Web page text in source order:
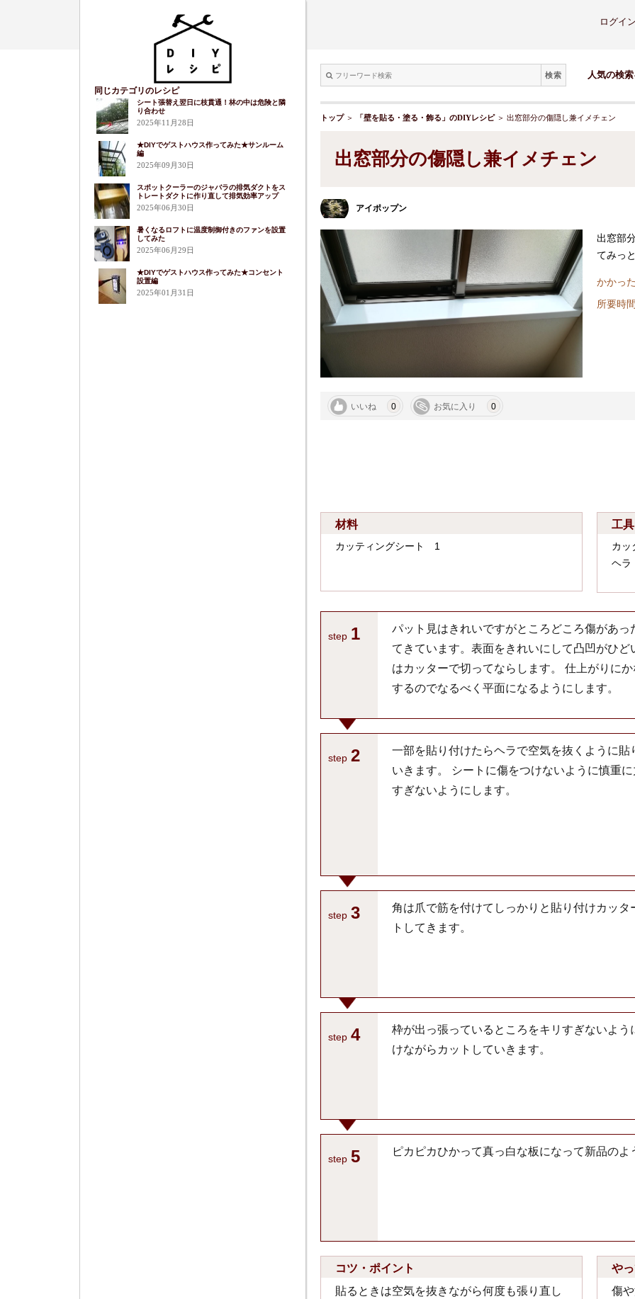
同じカテゴリのレシピ
シート張替え翌日に枝貫通！林の中は危険と隣
り合わせ
2025年11月28日
★DIYでゲストハウス作ってみた★サンルーム
編
2025年09月30日
スポットクーラーのジャバラの排気ダクトをス
トレートダクトに作り直して排気効率アップ
2025年06月30日
暑くなるロフトに温度制御付きのファンを設置
してみた
2025年06月29日
★DIYでゲストハウス作ってみた★コンセント
設置編
2025年01月31日
ログイ
検索 人気の検
トップ＞ 「壁を貼る・塗る・飾る」のDIYレシピ＞ 出窓部分の傷隠し兼イメチェン
出窓部分の傷隠し兼イメチェン
アイポップン
出窓部
てみっ
かかっ
所要
いいね 0 お気に入り 0
材料
カッティングシート 1
工具
カッ
ヘラ
step 1
パット見はきれいですがところどころ傷があっ
てきています。表面をきれいにして凸凹がひど
はカッターで切ってならします。 仕上がりに
するのでなるべく平面になるようにします。
step 2
一部を貼り付けたらヘラで空気を抜くように貼
いきます。 シートに傷をつけないように慎重
すぎないようにします。
step 3
角は爪で筋を付けてしっかりと貼り付けカッタ
トしてきます。
step 4
枠が出っ張っているところをキリすぎないよう
けながらカットしていきます。
step 5 ピカピカひかって真っ白な板になって新品のよ
コツ・ポイント
貼るときは空気を抜きながら何度も張り直し
や
傷